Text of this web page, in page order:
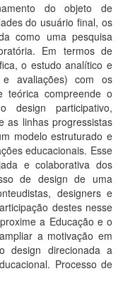
do objeto de
do usuário final, os
como uma pesquisa
Em termos de
o estudo analítico e
e avaliações) com os
teórica compreende o
participativo,
as linhas progressistas
modelo estruturado e
educacionais. Esse
e colaborativa dos
de design de uma
designers e
destes nesse
a Educação e o
a motivação em
design direcionada a
Processo de